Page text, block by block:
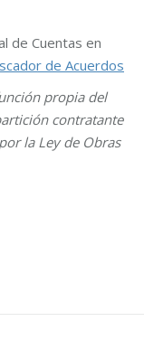
de Cuentas en
de Acuerdos
propia del
contratante
la Ley de Obras